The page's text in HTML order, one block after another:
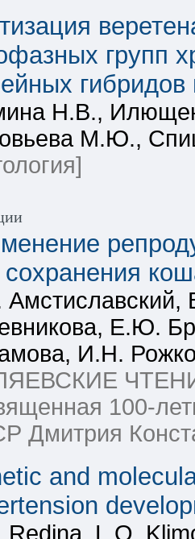
групп
гибридов
Н.В.,
М.Ю.,
Е.Ю.
И.Н.
100-
Дмитрия
and
Redina, L.O.